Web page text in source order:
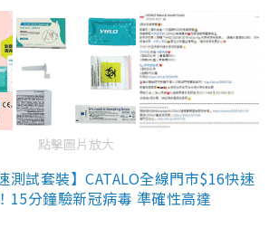
點擊圖片放大
測試套裝】CATALO全線門市$16快速
15分鐘驗新冠病毒 準確性高達